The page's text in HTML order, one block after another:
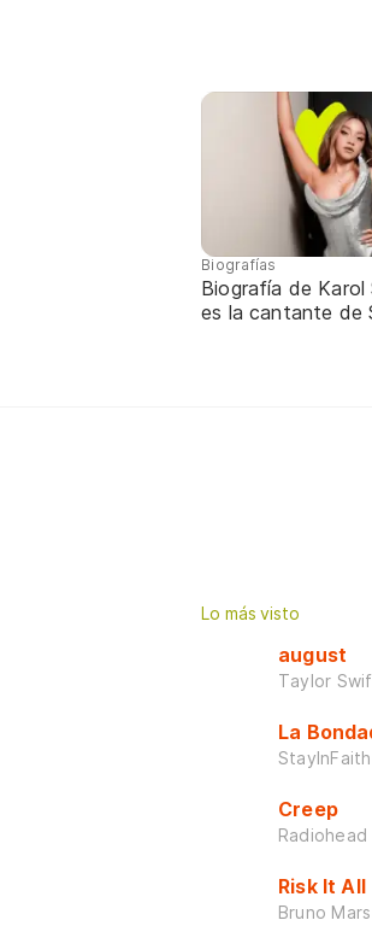
Biografías
Biografía de Karol
es la cantante de
Lo más visto
august
Taylor
La
StayInFaith
Creep
Radiohead
Risk It All
Bruno Mars